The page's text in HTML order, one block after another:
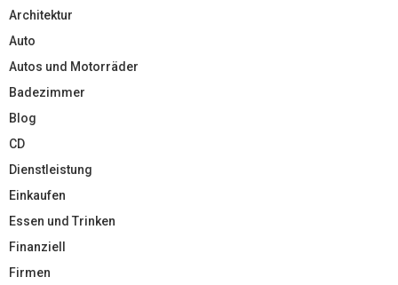
Architektur
Auto
Autos und Motorräder
Badezimmer
Blog
CD
Dienstleistung
Einkaufen
Essen und Trinken
Finanziell
Firmen